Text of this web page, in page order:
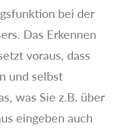
bei der
Das Erkennen
voraus, dass
und selbst
was Sie z.B. über
eingeben auch